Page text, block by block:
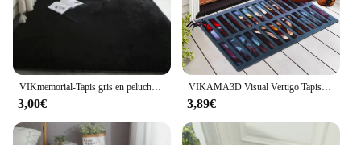
3,00€
VIKAMA3D Visual Vertigo Tapis Polymères de sol, Antidérapant, Facile à entretenir, Polymères de porte, Couverture de trou d'homme, Grimace effrayante, Halloween Clown
3,89€